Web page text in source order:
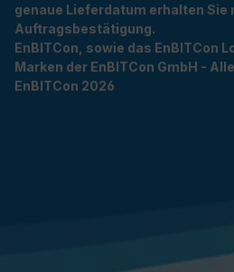
genaue Lieferdatum erhalten Sie
Auftragsbestätigung.
EnBITCon, sowie das EnBITCon
Marken der EnBITCon GmbH -
EnBITCon 2026